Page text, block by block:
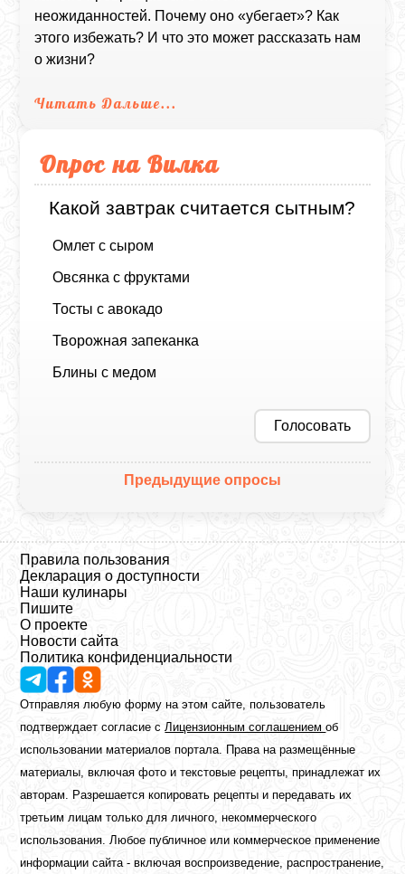
неожиданностей. Почему оно «убегает»? Как
этого избежать? И что это может рассказать нам
о жизни?
Читать Дальше...
Опрос на Вилка
Какой завтрак считается сытным?
Омлет с сыром
Овсянка с фруктами
Тосты с авокадо
Творожная запеканка
Блины с медом
Голосовать
Предыдущие опросы
Правила пользования
Декларация о доступности
Наши кулинары
Пишите
О проекте
Новости сайта
Политика конфиденциальности
Отправляя любую форму на этом сайте, пользователь
подтверждает согласие сЛицензионным соглашениемоб
использовании материалов портала. Права на размещённые
материалы, включая фото и текстовые рецепты, принадлежат их
авторам. Разрешается копировать рецепты и передавать их
третьим лицам только для личного, некоммерческого
использования. Любое публичное или коммерческое применение
информации сайта - включая воспроизведение, распространение,